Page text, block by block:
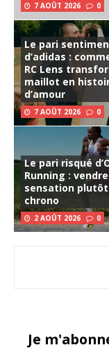
7 AOÛT 2026 0
Le pari
d’adidas :
RC Lens
maillot en
d’amour
7 AOÛT 2026 0
Le pari risqué
Running :
sensation plutôt
chrono
2 AOÛT 2026 0
Je